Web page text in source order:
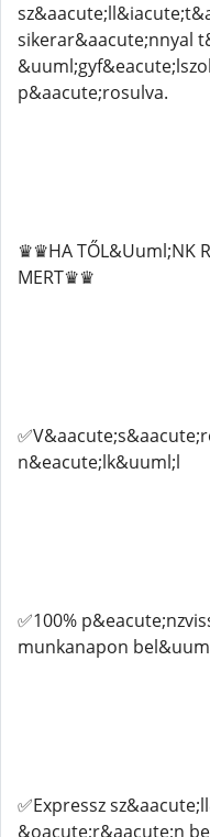
sikerar&aacute;nnyal
p&aacute;rosulva.
♛♛HA TŐL&Uuml;NK
MERT♛♛
n&eacute;lk&uuml;l
✅100%
munkanapon
✅Expressz
&oacute;r&aacute;n